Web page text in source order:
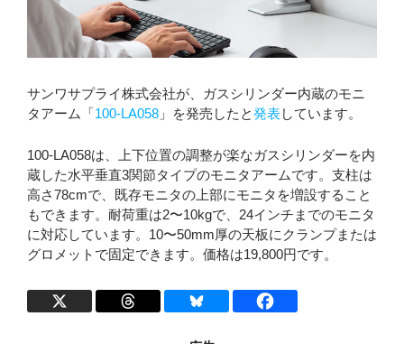
サンワサプライ株式会社が、ガスシリンダー内蔵のモニ
タアーム「100-LA058 」を発売したと発表しています。
100-LA058は、上下位置の調整が楽なガスシリンダーを内
蔵した水平垂直3関節タイプのモニタアームです。支柱は
高さ78cmで、既存モニタの上部にモニタを増設すること
もできます。耐荷重は2〜10kgで、24インチまでのモニタ
に対応しています。10〜50mm厚の天板にクランプまたは
グロメットで固定できます。価格は19,800円です。